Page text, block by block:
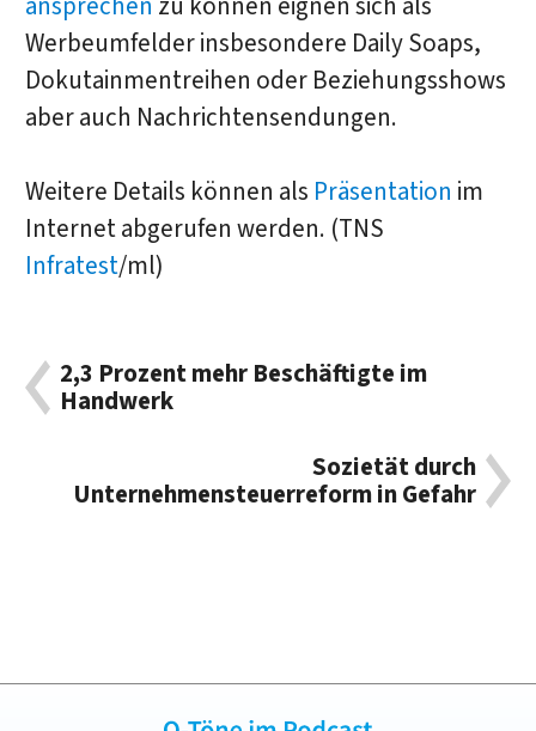
Werbeumfelder insbesondere Daily Soaps,
Dokutainmentreihen oder Beziehungsshows
aber auch Nachrichtensendungen.
Weitere Details können als Präsentation im
Internet abgerufen werden. (TNS
Infratest/ml)
2,3 Prozent mehr Beschäftigte im
Handwerk
Sozietät durch
Unternehmensteuerreform in Gefahr